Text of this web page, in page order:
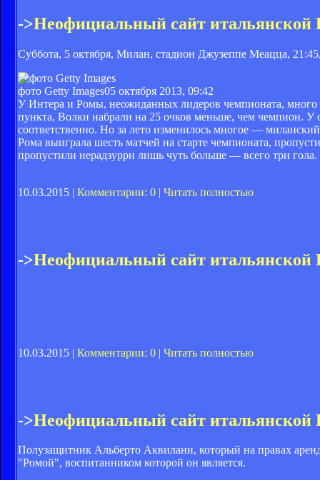
->Неофициальный сайт итальянской
Суббота, 5 октября, Милан, стадион Джузеппе Меацца,
фото Getty Images05 октября 2013, 09:42
У Интера и Ромы, неожиданных лидеров чемпионата,
пункта, Волки набрали на 25 очков меньше, чем чемпион.
соответственно. Но за лето изменилось многое —
Рома выиграла шесть матчей на старте чемпионата,
пропустили нерадзурри лишь чуть больше — всего три гола.
10.03.2015 | Комментарии: 0 | Читать полностью
->Неофициальный сайт итальянской
10.03.2015 | Комментарии: 0 | Читать полностью
->Неофициальный сайт итальянской
Полузащитник Альберто Аквилани, который на правах
"Ромой", воспитанником которой он является.